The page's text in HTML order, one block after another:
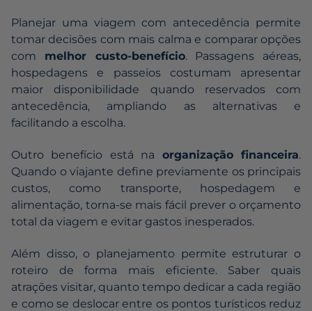
Planejar uma viagem com antecedência permite
tomar decisões com mais calma e comparar opções
com melhor custo-benefício. Passagens aéreas,
hospedagens e passeios costumam apresentar
maior disponibilidade quando reservados com
antecedência, ampliando as alternativas e
facilitando a escolha.
Outro benefício está na organização financeira.
Quando o viajante define previamente os principais
custos, como transporte, hospedagem e
alimentação, torna-se mais fácil prever o orçamento
total da viagem e evitar gastos inesperados.
Além disso, o planejamento permite estruturar o
roteiro de forma mais eficiente. Saber quais
atrações visitar, quanto tempo dedicar a cada região
e como se deslocar entre os pontos turísticos reduz